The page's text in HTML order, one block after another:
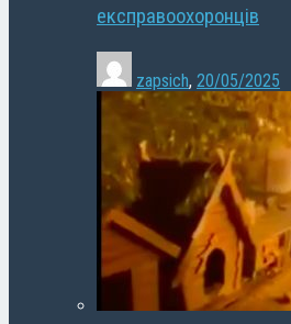
експравоохоронців
zapsich, 20/05/2025